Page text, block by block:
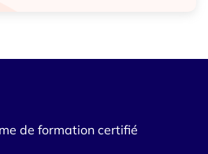
de formation certifié